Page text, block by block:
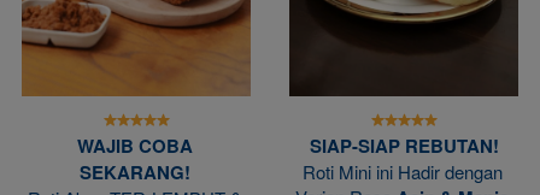
WAJIB COBA
SEKARANG!
SIAP-SIAP REBUTAN!
Roti Mini ini Hadir dengan